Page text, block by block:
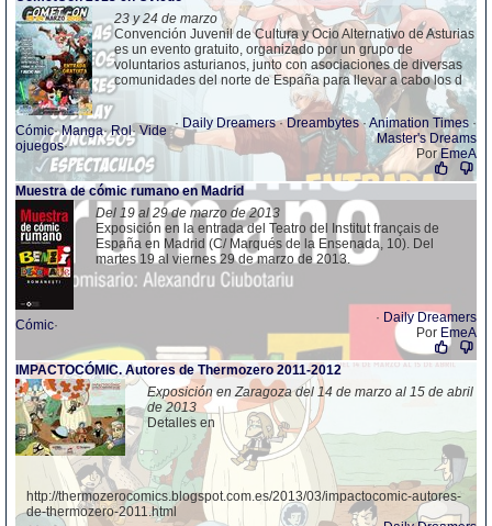
23 y 24 de marzo
Convención Juvenil de Cultura y Ocio Alternativo de Asturias
es un evento gratuito, organizado por un grupo de
voluntarios asturianos, junto con asociaciones de diversas
comunidades del norte de España para llevar a cabo los d
Cómic·Manga·Rol·Vide
ojuegos·
· Daily Dreamers·Dreambytes· Animation Times ·
Master's Dreams
PorEmeA
Muestra de cómic rumano en Madrid
Del 19 al 29 de marzo de 2013
Exposición en la entrada del Teatro del Institut français de
España en Madrid (C/ Marqués de la Ensenada, 10). Del
martes 19 al viernes 29 de marzo de 2013.
Cómic· · Daily Dreamers
Por EmeA
IMPACTOCÓMIC. Autores de Thermozero 2011-2012
Exposición en Zaragoza del 14 de marzo al 15 de abril
de 2013
Detalles en
http://thermozerocomics.blogspot.com.es/2013/03/impactocomic-autores-
de-thermozero-2011.html